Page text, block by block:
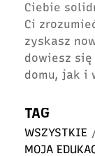
Ciebie
Ci
zyskasz
dowiesz
domu, jak i
TAG
WSZYSTKIE
MOJA